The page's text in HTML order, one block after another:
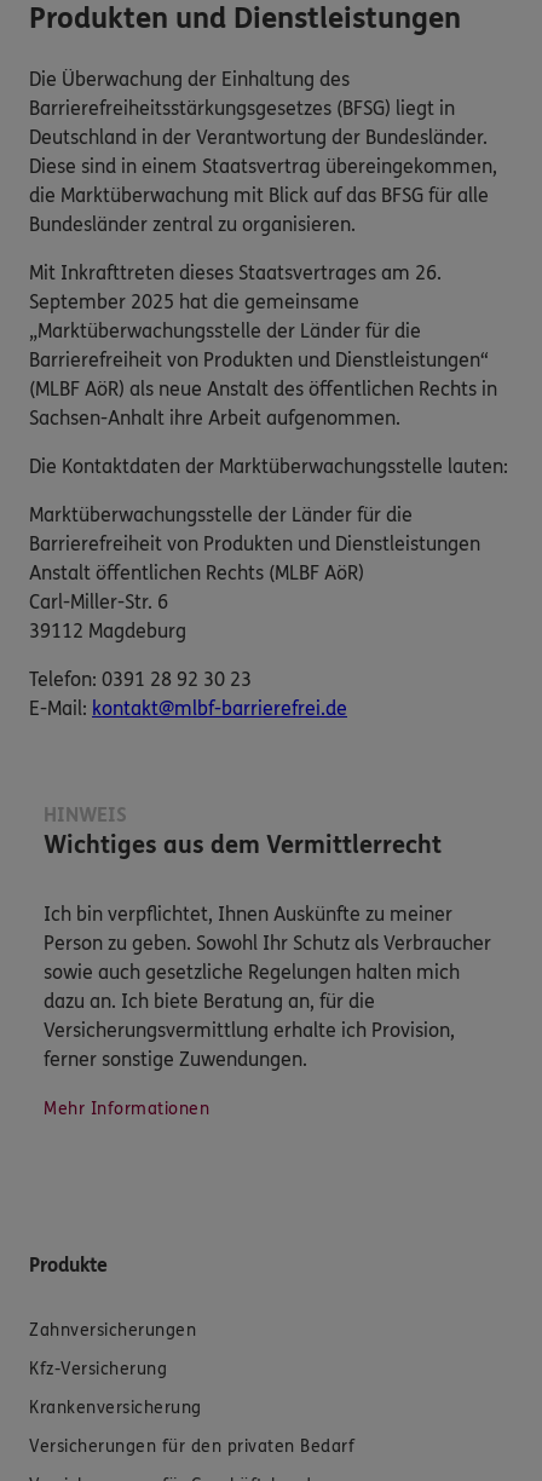
Produkten und Dienstleistungen
Die Überwachung der Einhaltung des
Barrierefreiheitsstärkungsgesetzes (BFSG) liegt in
Deutschland in der Verantwortung der Bundesländer.
Diese sind in einem Staatsvertrag übereingekommen,
die Marktüberwachung mit Blick auf das BFSG für alle
Bundesländer zentral zu organisieren.
Mit Inkrafttreten dieses Staatsvertrages am 26.
September 2025 hat die gemeinsame
„Marktüberwachungsstelle der Länder für die
Barrierefreiheit von Produkten und Dienstleistungen“
(MLBF AöR) als neue Anstalt des öffentlichen Rechts in
Sachsen-Anhalt ihre Arbeit aufgenommen.
Die Kontaktdaten der Marktüberwachungsstelle lauten:
Marktüberwachungsstelle der Länder für die
Barrierefreiheit von Produkten und Dienstleistungen
Anstalt öffentlichen Rechts (MLBF AöR)
Carl-Miller-Str. 6
39112 Magdeburg
Telefon: 0391 28 92 30 23
E-​Mail: kontakt@mlbf-barrierefrei.de
HINWEIS
Wichtiges aus dem Vermittlerrecht
Ich bin verpflichtet, Ihnen Auskünfte zu meiner
Person zu geben. Sowohl Ihr Schutz als Verbraucher
sowie auch gesetzliche Regelungen halten mich
dazu an. Ich biete Beratung an, für die
Versicherungsvermittlung erhalte ich Provision,
ferner sonstige Zuwendungen.
Mehr Informationen
Produkte
Zahnversicherungen
Kfz-Versicherung
Krankenversicherung
Versicherungen für den privaten Bedarf